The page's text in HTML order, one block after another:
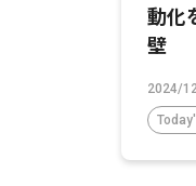
動化
壁
2024/